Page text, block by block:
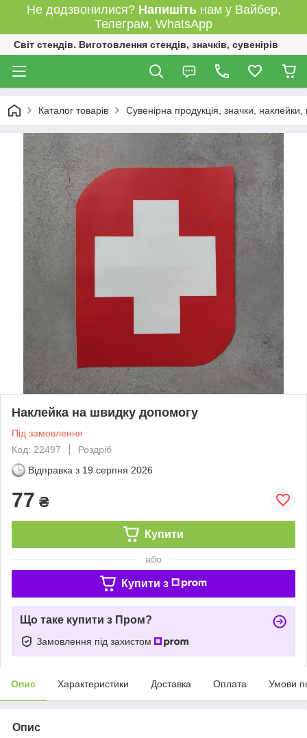
Не додзвонилися? Напишітьнам у Вайбер,
Телеграм, WhatsApp
Світ стендів. Виготовлення стендів, значків, сувенірів
Каталог товарів Сувенірна продукція, значки, наклейки,
Наклейка на швидку допомогу
Під замовлення
Код: 22497
Роздріб
Відправка з 19 серпня 2026
77 ₴
Купити
або
Купити з
Що таке купити з Пром?
Замовлення під захистом
Опис Характеристики Доставка Оплата Умови
Опис